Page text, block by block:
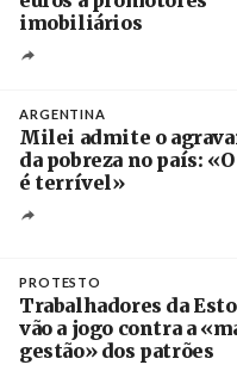
imobiliários
ARGENTINA
Milei admite o
da pobreza no país:
é terrível»
PROTESTO
Trabalhadores da
vão a jogo contra a
gestão» dos patrões